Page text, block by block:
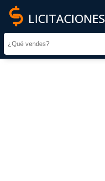
LICITACIONES